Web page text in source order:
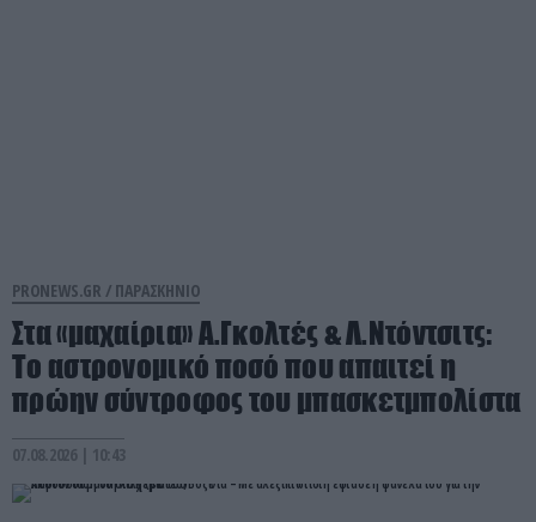
PRONEWS.GR / ΠΑΡΑΣΚΗΝΙΟ
Στα «μαχαίρια» Α.Γκολτές & Λ.Ντόντσιτς:
Το αστρονομικό ποσό που απαιτεί η
πρώην σύντροφος του μπασκετμπολίστα
07.08.2026 | 10:43